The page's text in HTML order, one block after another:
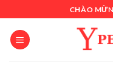
đến
nội
dung
CHÀO